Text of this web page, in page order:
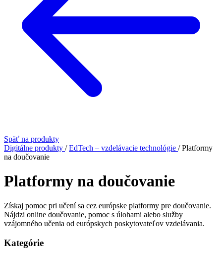
Späť na produkty
Digitálne produkty / EdTech – vzdelávacie technológie / Platformy
na doučovanie
Platformy na doučovanie
Získaj pomoc pri učení sa cez európske platformy pre doučovanie.
Nájdzi online doučovanie, pomoc s úlohami alebo služby
vzájomného učenia od európskych poskytovateľov vzdelávania.
Kategórie